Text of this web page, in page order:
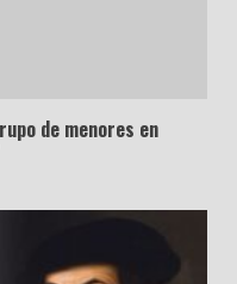
de menores en